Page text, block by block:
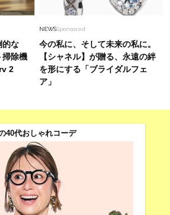
そ「ジレ」が洒落る！シンプル派40代
しやすい”名品デザイン３選
的な
掃除機
2
NEWSSponsored
今の私に、そして未来の私に。
【シャネル】が贈る、永遠の絆
を形にする「ブライダルフェ
ア」
40代おしゃれコーデ